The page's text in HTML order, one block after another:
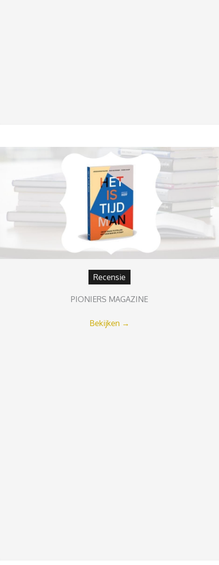
Recensie
PIONIERS MAGAZINE
Bekijken →